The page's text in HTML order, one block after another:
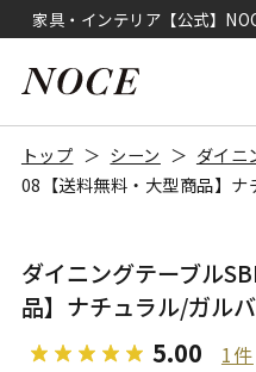
家具・インテリア【公式】
トップ シーン ダイニ
08【送料無料・大型商品】
ダイニングテーブル
品】ナチュラル/ガル
5.00 1件